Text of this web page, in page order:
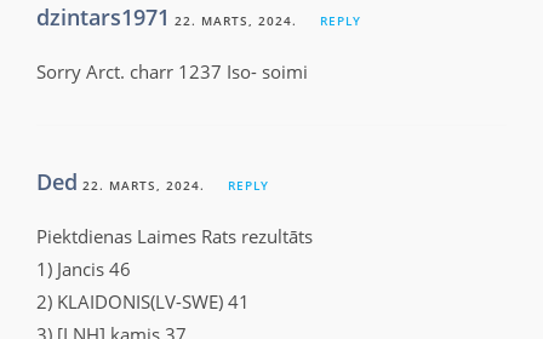
dzintars1971 22. MARTS, 2024. REPLY
Sorry Arct. charr 1237 Iso- soimi
Ded 22. MARTS, 2024. REPLY
Piektdienas Laimes Rats rezultāts
1) Jancis 46
2) KLAIDONIS(LV-SWE) 41
3) [LNH] kamis 37